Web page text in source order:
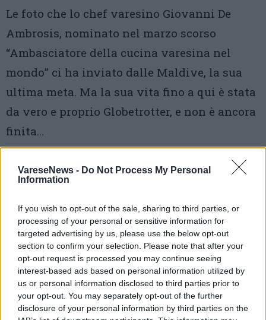
VareseNews - Do Not Process My Personal
Information
If you wish to opt-out of the sale, sharing to third parties, or
processing of your personal or sensitive information for
targeted advertising by us, please use the below opt-out
section to confirm your selection. Please note that after your
opt-out request is processed you may continue seeing
interest-based ads based on personal information utilized by
us or personal information disclosed to third parties prior to
your opt-out. You may separately opt-out of the further
disclosure of your personal information by third parties on the
Le foto che lo chef varesino Giovanni De
Ambrosis, nominato nel marzo scorso
“Ambasciatore della cucina varesina nel
mondo” ci ha inviato dalle Maldive, la sua
ultima meta. Ma la sua vita fino a qui è stata
da vero e proprio Globetrotter, e non è ancora
finita…
3 di 9
TAG
varese
Leggi l'articolo:
Viaggia da Dubai alle Maldive l’ambasciatore della cucina
varesina nel mondo